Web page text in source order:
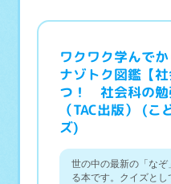
ワクワク学んで
ナゾトク図鑑【
つ！ 社会科の勉
（TAC出版） (
ズ)
世の中の最新の「な
る本です。クイズと